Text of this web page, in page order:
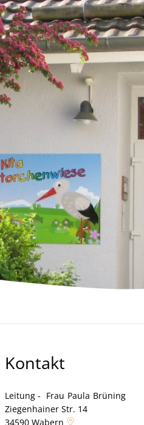
Kultur- Termine -
Kontakt
Leitung - Frau Paula Brüning
Ziegenhainer Str. 14
34590 Wabern